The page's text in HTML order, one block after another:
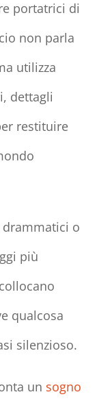
portatrici di
non parla
utilizza
dettagli
restituire
drammatici o
più
qualcosa
silenzioso.
un sogno